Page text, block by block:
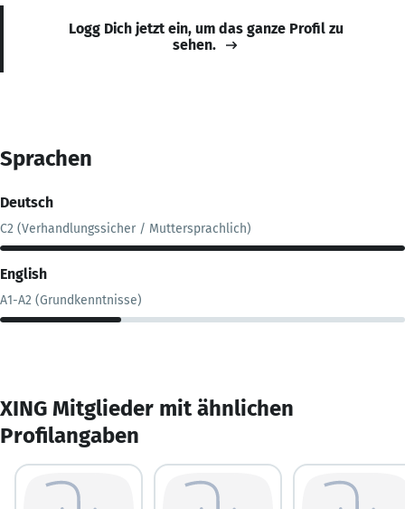
Logg Dich jetzt ein, um das ganze Profil zu
sehen.
Sprachen
Deutsch
C2 (Verhandlungssicher / Muttersprachlich)
English
A1-A2 (Grundkenntnisse)
XING Mitglieder mit ähnlichen
Profilangaben